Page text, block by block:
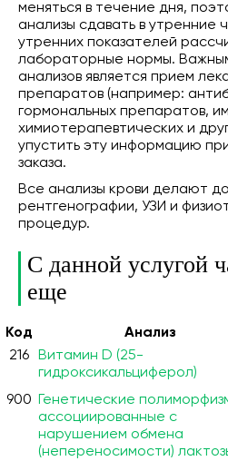
меняться в течение дня,
анализы сдавать в утренние
утренних показателей
лабораторные нормы.
анализов является прием
препаратов (например:
гормональных препаратов,
химиотерапевтических и
упустить эту информацию
заказа.
Все анализы крови делают
рентгенографии, УЗИ и
процедур.
С данной услугой
еще
Код Анализ
216
Витамин D (25-
гидроксикальциферол)
900
Генетические
ассоциированные с
нарушением обмена
(непереносимости)